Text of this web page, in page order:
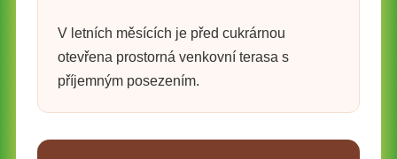
V letních měsících je před cukrárnou
otevřena prostorná venkovní terasa s
příjemným posezením.